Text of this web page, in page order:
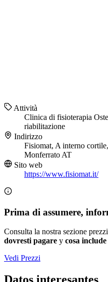
Attività
Clinica di fisioterapia
riabilitazione
Indirizzo
Fisiomat, A interno
Monferrato AT
Sito web
https://www.fisiomat.it/
Prima di assumere,
Consulta la nostra sezione
dovresti pagare y cosa
Vedi Prezzi